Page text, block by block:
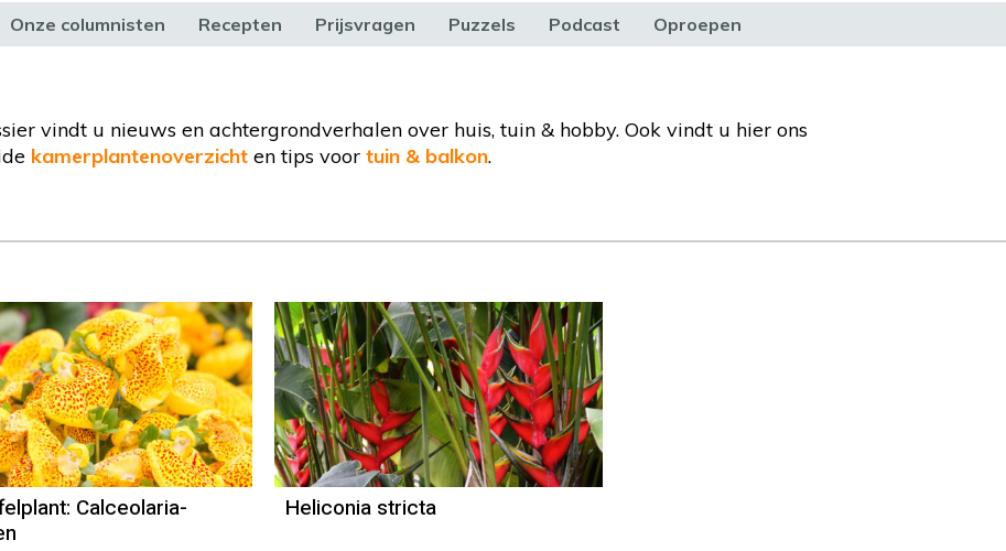
Onze columnisten Recepten Prijsvragen Puzzels Podcast Oproepen
vindt u nieuws en achtergrondverhalen over huis, tuin & hobby. Ook vindt u hier ons
kamerplantenoverzicht en tips voor tuin & balkon.
Calceolaria-
Heliconia stricta